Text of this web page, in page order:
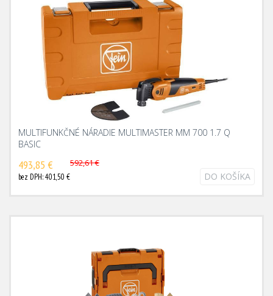
MULTIFUNKČNÉ NÁRADIE MULTIMASTER MM 700 1.7 Q
BASIC
493,85 €
bez DPH: 401,50 €
592,61 €
DO KOŠÍKA